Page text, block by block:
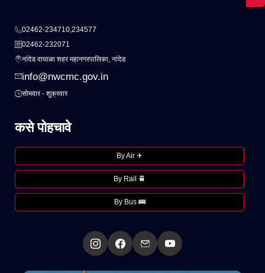
02462-234710,234577
02462-232071
नांदेड वाघाळा शहर महानगरपालिका, नांदेड
info@nwcmc.gov.in
सोमवार - शुक्रवार
कसे पोहचावे
By Air ✈
By Rail 🚆
By Bus 🚌